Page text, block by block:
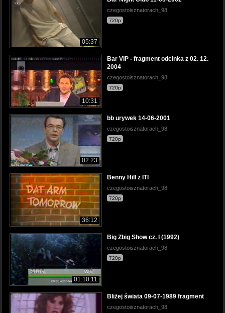
05:37
czegostoisznatorach_98
720p
10:31
Bar VIP - fragment odcinka z 02. 12.
2004
czegostoisznatorach_98
720p
02:23
bb urywek 14-06-2001
czegostoisznatorach_98
720p
36:12
Benny Hill z ITI
czegostoisznatorach_98
720p
01:10:11
Big Zbig Show cz. I (1992)
czegostoisznatorach_98
720p
Bliżej świata 09-07-1989 fragment
czegostoisznatorach_98